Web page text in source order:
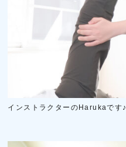
インストラクターのHarukaです♪